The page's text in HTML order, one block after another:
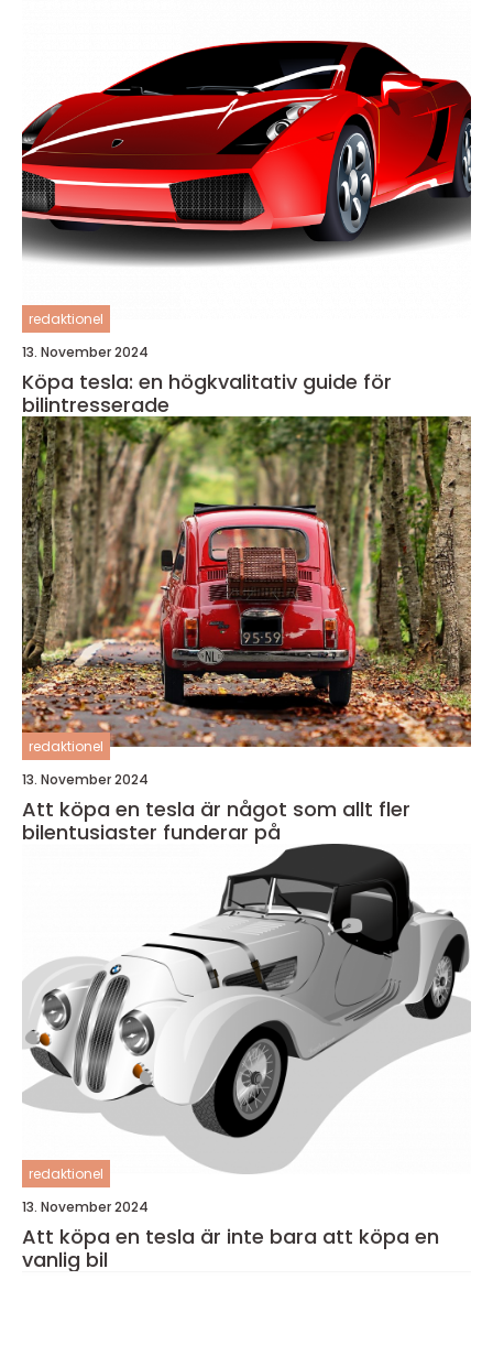
redaktionel
13. November 2024
Köpa tesla: en högkvalitativ guide för
bilintresserade
redaktionel
13. November 2024
Att köpa en tesla är något som allt fler
bilentusiaster funderar på
redaktionel
13. November 2024
Att köpa en tesla är inte bara att köpa en
vanlig bil